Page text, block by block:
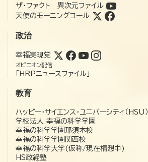
ザ・ファクト 異次元ファイル
天使のモーニングコール
政治
幸福実現党
オピニオン配信
「HRPニュースファイル」
教育
ハッピー・サイエンス・ユニバーシティ（HSU）
学校法人 幸福の科学学園
幸福の科学学園那須本校
幸福の科学学園関西校
幸福の科学大学(仮称/現在構想中)
HS政経塾